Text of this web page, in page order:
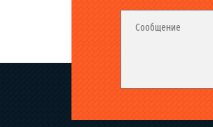
Fieldset
Сообщение